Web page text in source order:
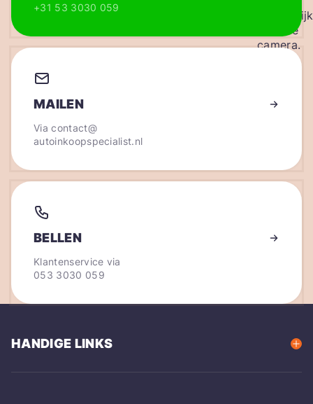
+31 53 3030 059
MAILEN
Viacontact@
autoinkoopspecialist.nl
BELLEN
Klantenservice via
053 3030 059
HANDIGE LINKS